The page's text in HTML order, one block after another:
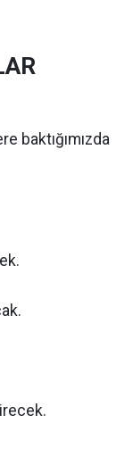
baktığımızda